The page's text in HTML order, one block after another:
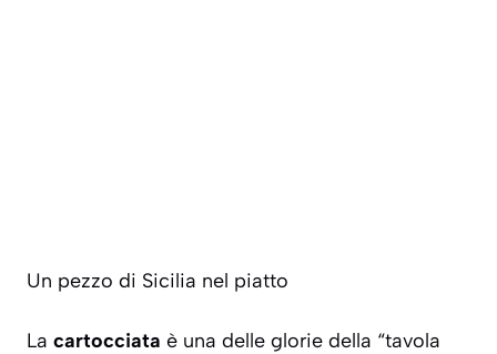
Un pezzo di Sicilia nel piatto
La cartocciata è una delle glorie della “tavola